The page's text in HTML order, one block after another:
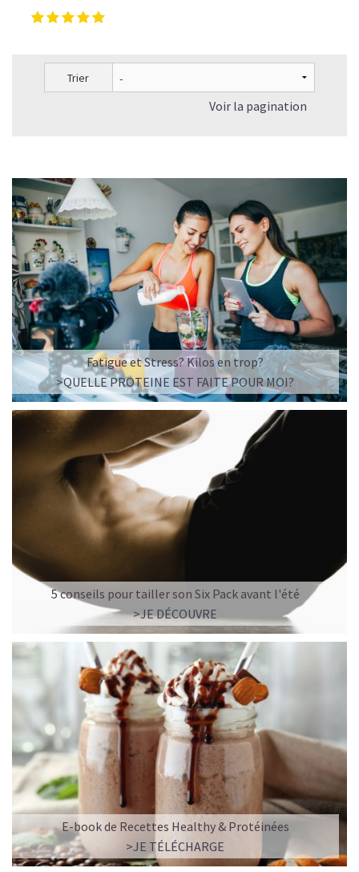
Pour les accros au chocolat qui veulent booster leurs
journées avec goût et équilibre.
Découvrir leMocha Glacé Protéiné
🍵 MATCHA LATTE GLACÉ
LA FRAÎCHEUR VERTE QUI APAISE L’ESPRIT
Le matcha, ce thé japonais se marie à la douceur du lait
végétal pour une boisson à la fois tonique et apaisante.
Naturellement riche en antioxydants, il apaise l’esprit
tout en stimulant la concentration.
Un goût légèrement herbacé, addictif et plein de
bienfaits.
Idéal pour : recharger ses batteries sans caféine,
hydrater, et retrouver focus et sérénité.
Découvrir leMatcha Latte Glacé Protéiné
SAWONDO RÉINVENTE LE PLAISIR DES CAFÉS GLACÉS
✅ Sans sucre raffiné
✅ Vegan & naturel
✅ Riche en protéines végétales de qualité
✅ Allient goût, texture et bienfaits nutritionnels
✅ Faible en calories, mais riche en goût
✅ Une énergie stable (pas de pic glycémique)
Trier
Voir la pagination
Fatigue et Stress? Kilos en trop?
>QUELLE PROTEINE EST FAITE POUR MOI?
5 conseils pour tailler son Six Pack avant l'été
>JE DÉCOUVRE
E-book de Recettes Healthy & Protéinées
>JE TÉLÉCHARGE